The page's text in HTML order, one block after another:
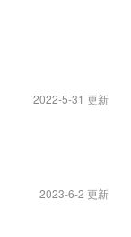
2022-5-31 更新
2023-6-2 更新